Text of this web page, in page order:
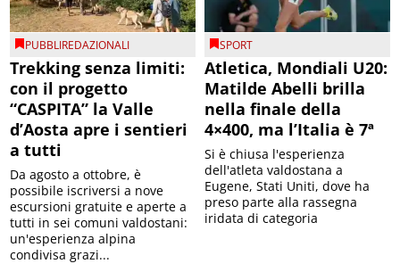
PUBBLIREDAZIONALI
Trekking senza limiti:
con il progetto
“CASPITA” la Valle
d’Aosta apre i sentieri
a tutti
Da agosto a ottobre, è
possibile iscriversi a nove
escursioni gratuite e aperte a
tutti in sei comuni valdostani:
un'esperienza alpina
condivisa grazi...
SPORT
Atletica, Mondiali U20:
Matilde Abelli brilla
nella finale della
4×400, ma l’Italia è 7ª
Si è chiusa l'esperienza
dell'atleta valdostana a
Eugene, Stati Uniti, dove ha
preso parte alla rassegna
iridata di categoria